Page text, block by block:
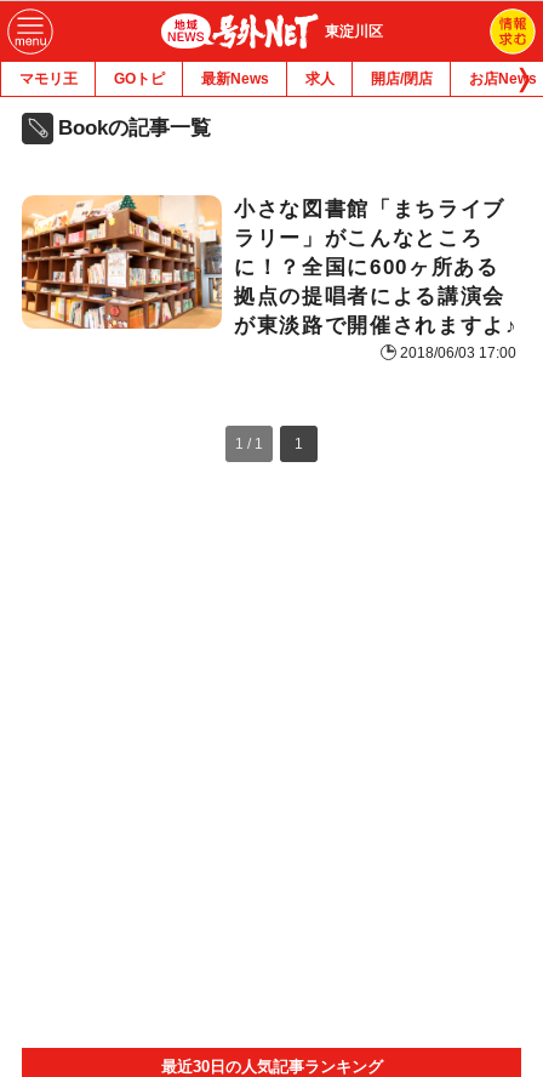
東淀川区
マモリ王 GOトピ 最新News 求人 開店/閉店 お店News
Bookの記事一覧
小さな図書館「まちライブ
ラリー」がこんなところ
に！？全国に600ヶ所ある
拠点の提唱者による講演会
が東淡路で開催されますよ♪
2018/06/03 17:00
1 / 1 1
最近30日の人気記事ランキング